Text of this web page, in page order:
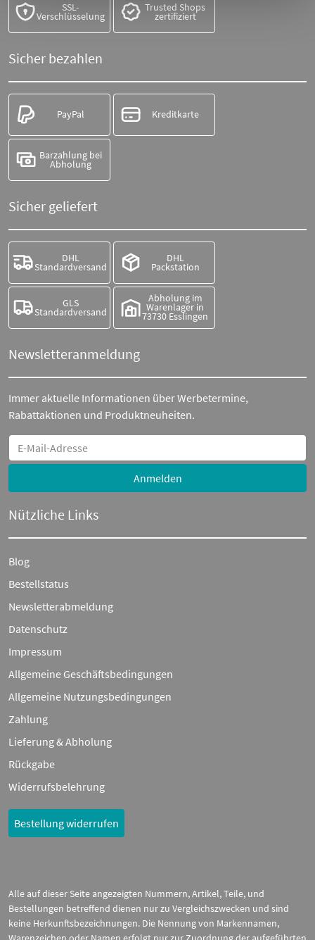
SSL-
Verschlüsselung
Trusted Shops
zertifiziert
Sicher bezahlen
PayPal Kreditkarte
Barzahlung bei
Abholung
Sicher geliefert
DHL
Standardversand
DHL
Packstation
GLS
Standardversand
Abholung im
Warenlager in
73730 Esslingen
Newsletteranmeldung
Immer aktuelle Informationen über Werbetermine,
Rabattaktionen und Produktneuheiten.
Anmelden
Nützliche Links
Blog
Bestellstatus
Newsletterabmeldung
Datenschutz
Impressum
Allgemeine Geschäftsbedingungen
Allgemeine Nutzungsbedingungen
Zahlung
Lieferung & Abholung
Rückgabe
Widerrufsbelehrung
Bestellung widerrufen
Alle auf dieser Seite angezeigten Nummern, Artikel, Teile, und
Bestellungen betreffend dienen nur zu Vergleichszwecken und sind
keine Herkunftsbezeichnungen. Die Nennung von Markennamen,